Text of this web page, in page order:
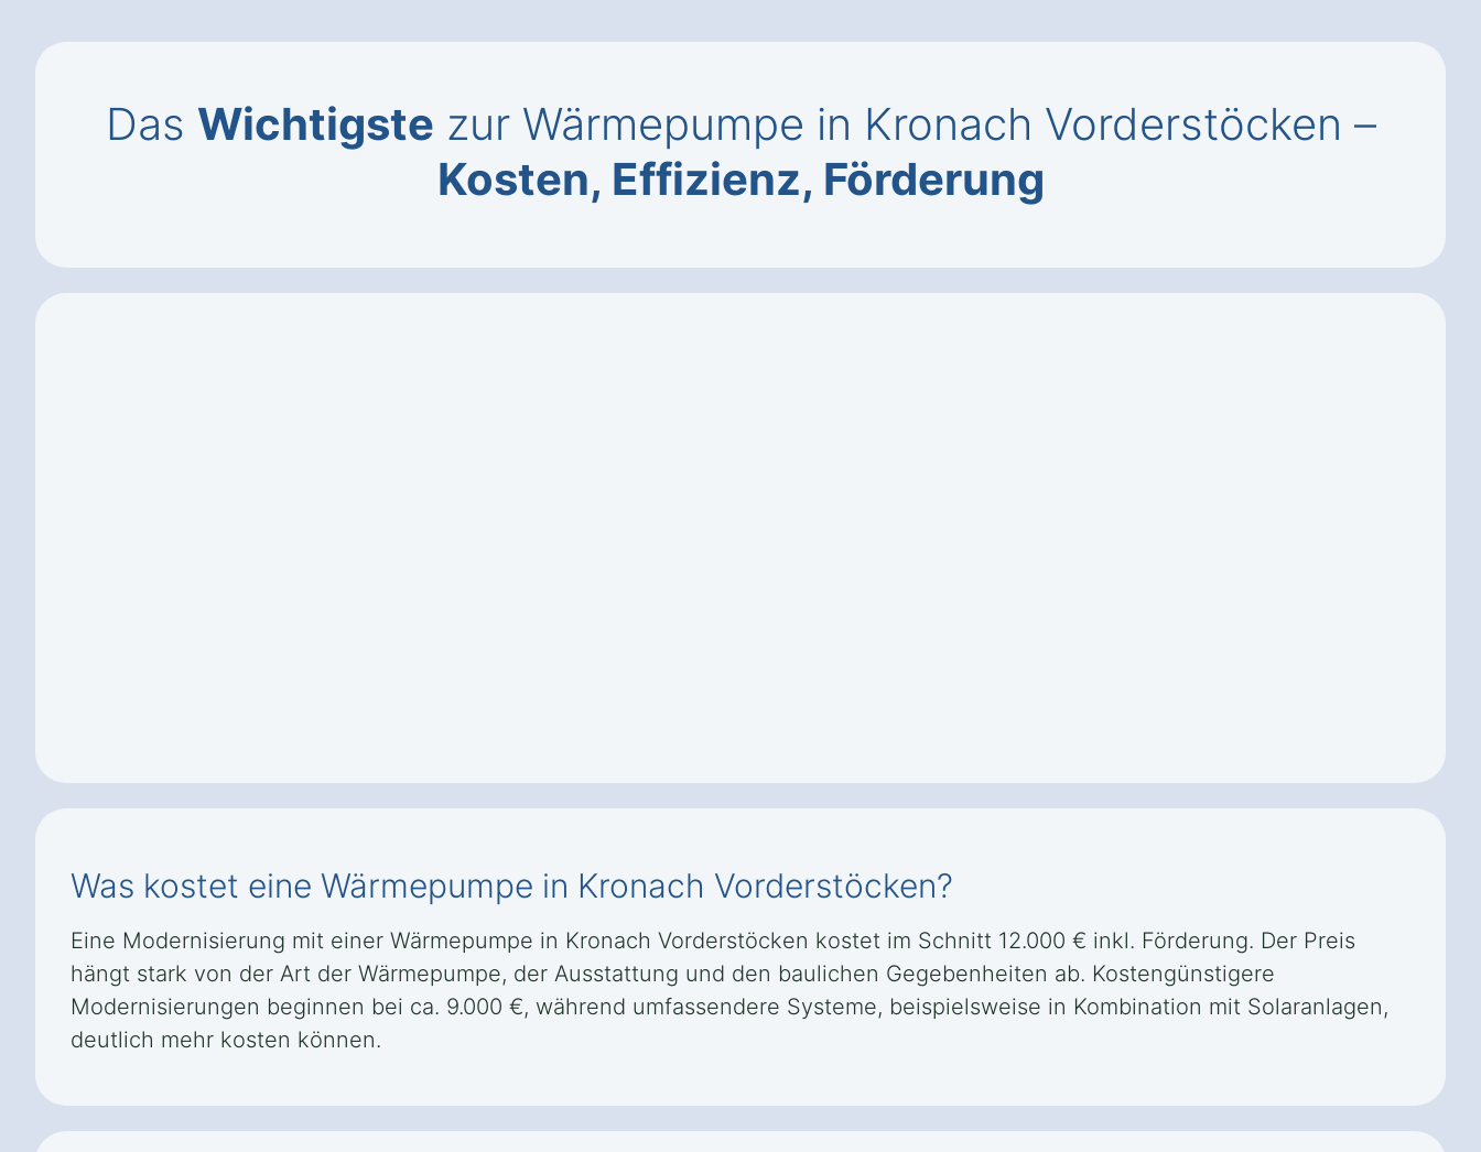
Das Wichtigste zur Wärmepumpe in Kronach Vorderstöcken –
Kosten, Effizienz, Förderung
Was kostet eine Wärmepumpe in Kronach Vorderstöcken?
Eine Modernisierung mit einer Wärmepumpe in Kronach Vorderstöcken kostet im Schnitt 12.000 € inkl. Förderung. Der Preis
hängt stark von der Art der Wärmepumpe, der Ausstattung und den baulichen Gegebenheiten ab. Kostengünstigere
Modernisierungen beginnen bei ca. 9.000 €, während umfassendere Systeme, beispielsweise in Kombination mit Solaranlagen,
deutlich mehr kosten können.